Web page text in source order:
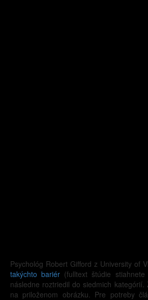
Psychológ Robert Gifford z University of
takýchto bariér (fulltext štúdie stiahnete
následne roztriedil do siedmich kategórií.
na priloženom obrázku. Pre potreby